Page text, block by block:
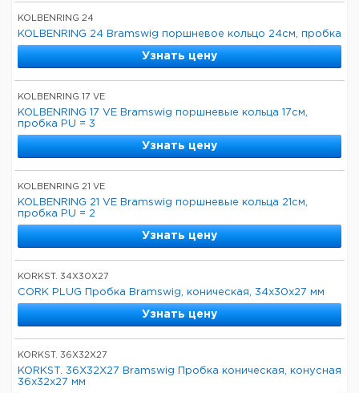
KOLBENRING 24
KOLBENRING 24 Bramswig поршневое кольцо 24см, пробка
Узнать цену
KOLBENRING 17 VE
KOLBENRING 17 VE Bramswig поршневые кольца 17см,
пробка PU = 3
Узнать цену
KOLBENRING 21 VE
KOLBENRING 21 VE Bramswig поршневые кольца 21см,
пробка PU = 2
Узнать цену
KORKST. 34X30X27
CORK PLUG Пробка Bramswig, коническая, 34x30x27 мм
Узнать цену
KORKST. 36X32X27
KORKST. 36X32X27 Bramswig Пробка коническая, конусная
36x32x27 мм